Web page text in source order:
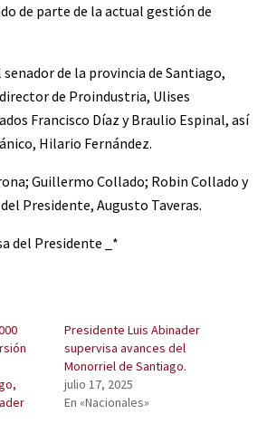
de parte de la actual gestión de
de la provincia de Santiago,
de Proindustria, Ulises
Francisco Díaz y Braulio Espinal, así
Hilario Fernández.
Guillermo Collado; Robin Collado y
Presidente, Augusto Taveras.
del Presidente _*
Presidente Luis Abinader
supervisa avances del
Monorriel de Santiago.
julio 17, 2025
En «Nacionales»